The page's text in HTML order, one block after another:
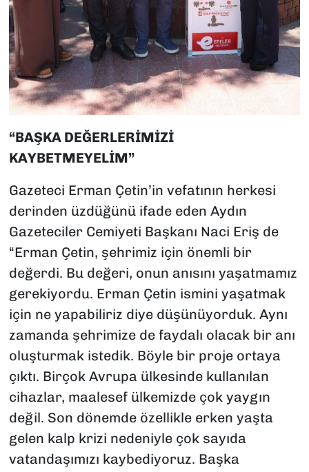
“BAŞKA DEĞERLERİMİZİ
KAYBETMEYELİM”
Gazeteci Erman Çetin’in vefatının herkesi
derinden üzdüğünü ifade eden Aydın
Gazeteciler Cemiyeti Başkanı Naci Eriş de
“Erman Çetin, şehrimiz için önemli bir
değerdi. Bu değeri, onun anısını yaşatmamız
gerekiyordu. Erman Çetin ismini yaşatmak
için ne yapabiliriz diye düşünüyorduk. Aynı
zamanda şehrimize de faydalı olacak bir anı
oluşturmak istedik. Böyle bir proje ortaya
çıktı. Birçok Avrupa ülkesinde kullanılan
cihazlar, maalesef ülkemizde çok yaygın
değil. Son dönemde özellikle erken yaşta
gelen kalp krizi nedeniyle çok sayıda
vatandaşımızı kaybediyoruz. Başka